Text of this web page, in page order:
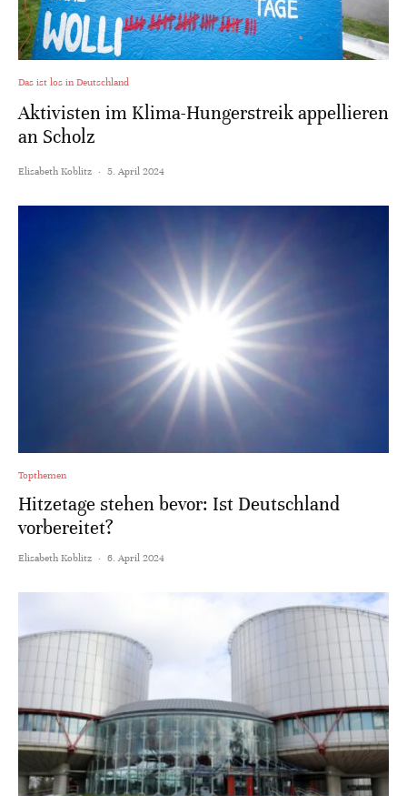
Das ist los in Deutschland
Aktivisten im Klima-Hungerstreik appellieren
an Scholz
Elisabeth Koblitz · 5. April 2024
Topthemen
Hitzetage stehen bevor: Ist Deutschland
vorbereitet?
Elisabeth Koblitz · 6. April 2024